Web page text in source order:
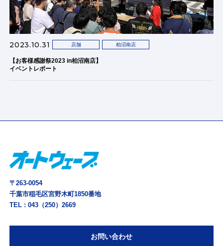
2023.10.31 店舗 柏沼南店
【お客様感謝祭2023 in柏沼南店】
イベントレポート
〒263-0054
千葉市稲毛区宮野木町1850番地
TEL :043（250）2669
お問い合わせ